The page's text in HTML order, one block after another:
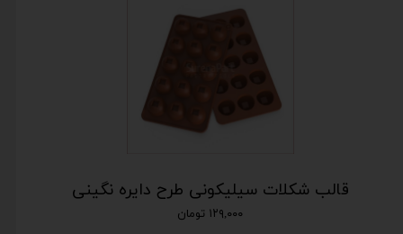
قالب شکلات سیلیکونی طرح دایره نگینی
۱۲۹,۰۰۰ تومان